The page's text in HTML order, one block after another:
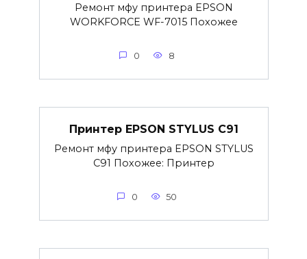
Ремонт мфу принтера EPSON
WORKFORCE WF-7015 Похожее
0 8
Принтер EPSON STYLUS C91
Ремонт мфу принтера EPSON STYLUS
C91 Похожее: Принтер
0 50